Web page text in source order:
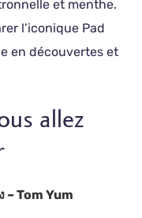
et menthe.
l’iconique Pad
en découvertes et
allez
– Tom Yum